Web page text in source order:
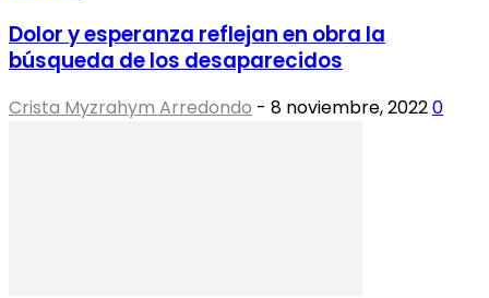
Dolor y esperanza reflejan en obra la
búsqueda de los desaparecidos
Crista Myzrahym Arredondo - 8 noviembre, 20220